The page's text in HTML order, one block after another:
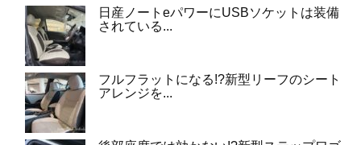
日産ノートeパワーにUSBソケットは装備
されている...
フルフラットになる!?新型リーフのシート
アレンジを...